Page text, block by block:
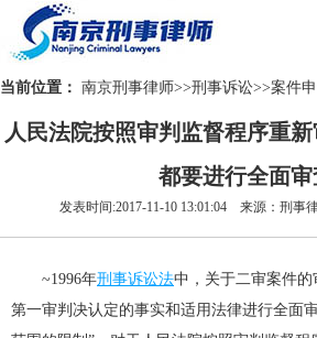
当前位置： 南京刑事律师>>刑事诉讼>>案件
人民法院按照审判监督程序重
都要进行全面审
发表时间:2017-11-10 13:01:04 来源：刑
~1996年刑事诉讼法中，关于二审案件
第一审判决认定的事实和适用法律进行全面